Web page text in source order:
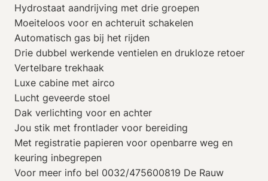
Hydrostaat aandrijving met drie groepen
Moeiteloos voor en achteruit schakelen
Automatisch gas bij het rijden
Drie dubbel werkende ventielen en drukloze retoer
Vertelbare trekhaak
Luxe cabine met airco
Lucht geveerde stoel
Dak verlichting voor en achter
Jou stik met frontlader voor bereiding
Met registratie papieren voor openbarre weg en
keuring inbegrepen
Voor meer info bel 0032/475600819 De Rauw